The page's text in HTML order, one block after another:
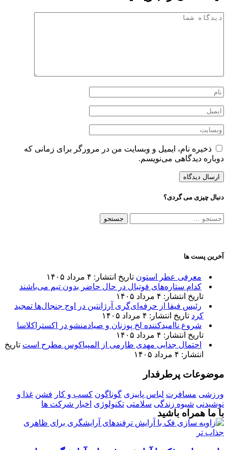
ذخیره نام، ایمیل و وبسایت من در مرورگر برای زمانی که
دوباره دیدگاهی می‌نویسم.
دنبال چیزی می گردی؟
جستجو
آخرین پست ها
معرفی عطر استون تاریخ انتشار: ۴ مرداد ۱۴۰۵
کدام ستاره‌های فوتبال در حال حاضر بدون تیم می‌باشند
تاریخ انتشار: ۴ مرداد ۱۴۰۵
رئیس فیفا از حرفه‌ای‌گری آرژانتین در اوج جنجال‌ها تمجید
کرد تاریخ انتشار: ۴ مرداد ۱۴۰۵
شروع ناامیدکننده لخ پوزنان و صیادمنشو در اکستراکلاسا
تاریخ انتشار: ۴ مرداد ۱۴۰۵
احتمال جدایی مهدی طارمی از المپیاکوس مطرح است تاریخ
انتشار: ۴ مرداد ۱۴۰۵
موضوعات پرطرفدار
ورزشی مسافرت لباس پاییزی گوناگون کسب و کار فشن غذا و
نوشیدنی شیوه زندگی سلامتی تکنولوژی اخبار شرکت ها
با ما همراه باشید